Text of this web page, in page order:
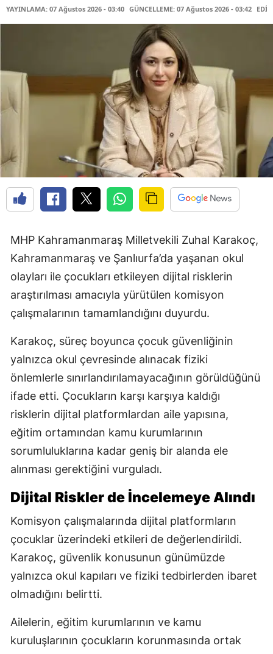
YAYINLAMA: 07 Ağustos 2026 - 03:40 GÜNCELLEME: 07 Ağustos 2026 - 03:42
MHP Kahramanmaraş Milletvekili Zuhal Karakoç,
Kahramanmaraş ve Şanlıurfa’da yaşanan okul
olayları ile çocukları etkileyen dijital risklerin
araştırılması amacıyla yürütülen komisyon
çalışmalarının tamamlandığını duyurdu.
Karakoç, süreç boyunca çocuk güvenliğinin
yalnızca okul çevresinde alınacak fiziki
önlemlerle sınırlandırılamayacağının görüldüğünü
ifade etti. Çocukların karşı karşıya kaldığı
risklerin dijital platformlardan aile yapısına,
eğitim ortamından kamu kurumlarının
sorumluluklarına kadar geniş bir alanda ele
alınması gerektiğini vurguladı.
Dijital Riskler de İncelemeye Alındı
Komisyon çalışmalarında dijital platformların
çocuklar üzerindeki etkileri de değerlendirildi.
Karakoç, güvenlik konusunun günümüzde
yalnızca okul kapıları ve fiziki tedbirlerden ibaret
olmadığını belirtti.
Ailelerin, eğitim kurumlarının ve kamu
kuruluşlarının çocukların korunmasında ortak